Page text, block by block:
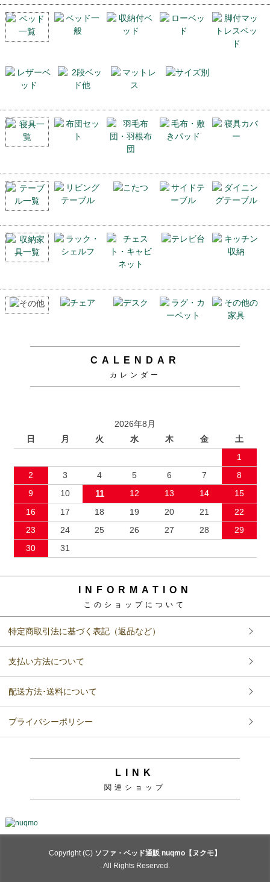
CALENDAR
カレンダー
2026年8月
日
月 火 水 木 金
土
1
2
3 4 5 6 7
8
9
10 11 12 13 14
15
16
17 18 19 20 21
22
23
24 25 26 27 28
29
30
31
INFORMATION
このショップについて
特定商取引法に基づく表記（返品など）
支払い方法について
配送方法･送料について
プライバシーポリシー
LINK
関連ショップ
Copyright (C) ソファ・ベッド通販 nuqmo【ヌクモ】
. All Rights Reserved.